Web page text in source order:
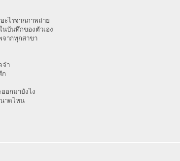
ะไรจากภาพถ่าย
นบันทึกของตัวเอง
จากทุกสาขา
จำ
ก
อกมายังไง
าดไหน